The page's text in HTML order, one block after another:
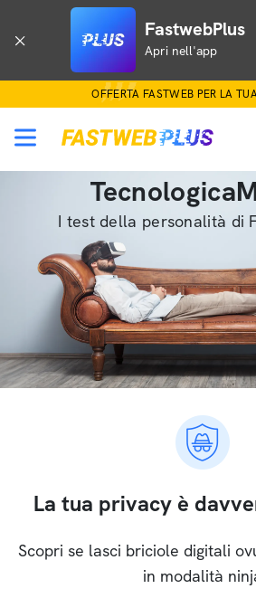
FastwebPlus
Apri nell'app
OFFERTA FASTWEB PER LA
I test della personalità di
La tua privacy è
Scopri se lasci briciole digitali
in modalità